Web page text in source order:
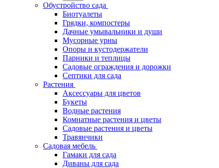
Обустройство сада
Биотуалеты
Грядки, компостеры
Дачные умывальники и души
Мусорные урны
Опоры и кустодержатели
Парники и теплицы
Садовые ограждения и дорожки
Септики для сада
Растения
Аксессуары для цветов
Букеты
Водные растения
Комнатные растения и цветы
Садовые растения и цветы
Травянчики
Садовая мебель
Гамаки для сада
Диваны для сада